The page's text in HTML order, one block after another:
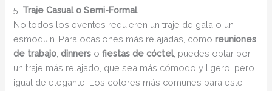
5. Traje Casual o Semi-Formal
No todos los eventos requieren un traje de gala o un
esmoquin. Para ocasiones más relajadas, comoreuniones
de trabajo,dinners ofiestas de cóctel, puedes optar por
un traje más relajado, que sea más cómodo y ligero, pero
igual de elegante. Los colores más comunes para este